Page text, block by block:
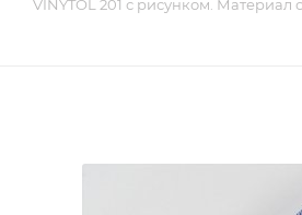
VINYTOL 201 с рисунком.